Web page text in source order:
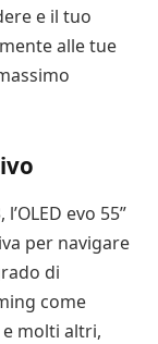
e il tuo
alle tue
evo 55”
per navigare
di
come
e molti altri,